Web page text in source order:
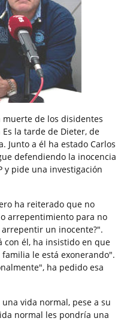
muerte de los disidentes
la tarde de Dieter, de
Junto a él ha estado Carlos
defendiendo la inocencia
y pide una investigación
ha reiterado que no
arrepentimiento para no
un inocente?".
con él, ha insistido en que
le está exonerando".
ha pedido esa
vida normal, pese a su
normal les pondría una